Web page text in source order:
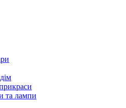
та лампи